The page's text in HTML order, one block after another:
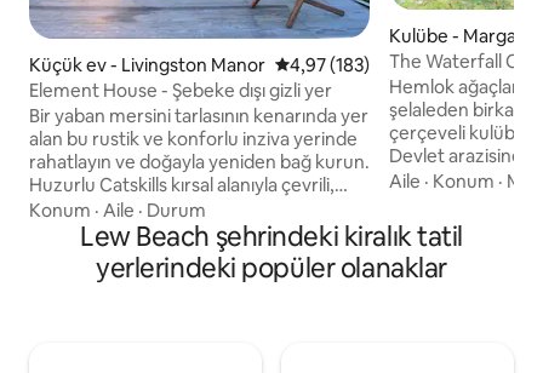
Küçük ev - Livingston Manor 5 üzerinden ortalama 4,97
4,97 (183)
Element House - Şebeke dışı gizli yer
Bir yaban mersini tarlasının kenarında yer
alan bu rustik ve konforlu inziva yerinde
rahatlayın ve doğayla yeniden bağ kurun.
Huzurlu Catskills kırsal alanıyla çevrili,
kendinizi dünyadan uzakta
hissedeceksiniz, ancak yine de açık hava
etkinliklerine, gelişen bir yemek
ortamına ve sadece 35 dakika uzaklıktaki
Konum · Aile · Durum
Kulübe -
The Waterfall
olan üçgen ev
Hemlok ağaçları
şelaleden birkaç
çerçeveli
Devlet arazisine
üzerinde
çıkarın. Casita,
kendinizi evinizde
olarak tasarlandı. Yazın şelalelerde ve
Aile · Konum ·
Lew Beach şehrindeki kiralık tatil
yerlerindeki popüler olanaklar